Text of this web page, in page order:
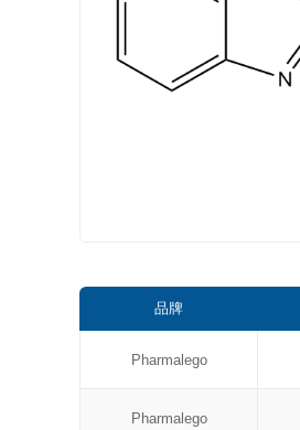
品牌
Pharmalego
Pharmalego